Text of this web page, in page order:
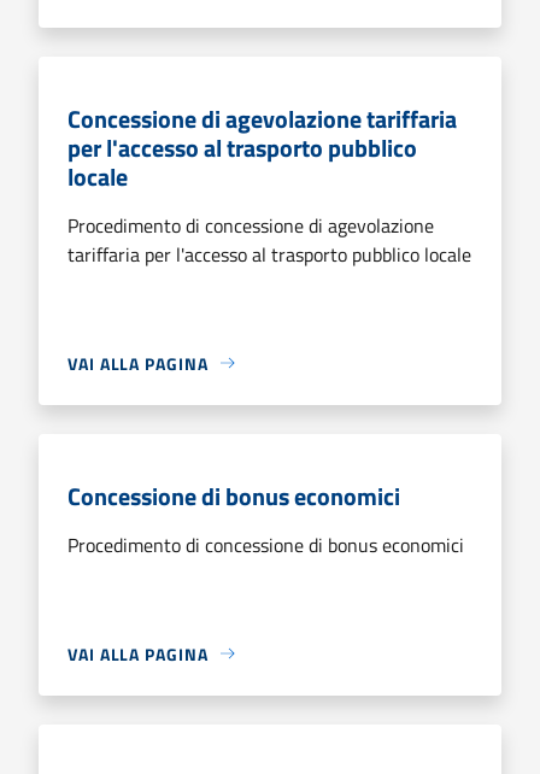
Concessione di agevolazione tariffaria
per l'accesso al trasporto pubblico
locale
Procedimento di concessione di agevolazione
tariffaria per l'accesso al trasporto pubblico locale
VAI ALLA PAGINA
Concessione di bonus economici
Procedimento di concessione di bonus economici
VAI ALLA PAGINA